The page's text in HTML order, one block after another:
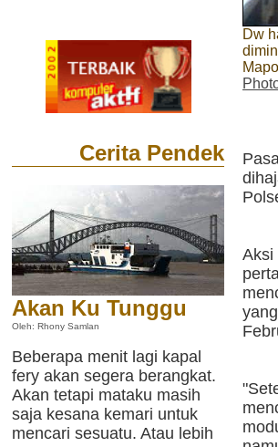
Cerita Pendek
Akan Ku Tunggu
Oleh: Rhony Samlan
Beberapa menit lagi kapal
fery akan segera berangkat.
Akan tetapi mataku masih
saja kesana kemari untuk
mencari sesuatu. Atau lebih
Dw
Aksi